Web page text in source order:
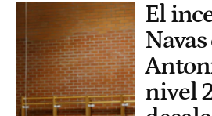
El
nivel